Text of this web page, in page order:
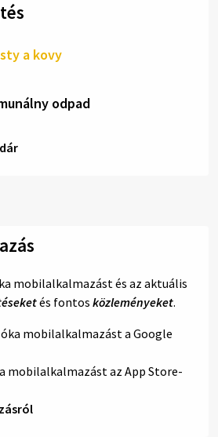
a kovy
odpad
mobilalkalmazást és az aktuális
és fontos közleményeket.